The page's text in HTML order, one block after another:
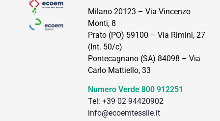
Milano 20123 – Via Vincenzo
Monti, 8
Prato (PO) 59100 – Via Rimini, 27
(Int. 50/c)
Pontecagnano (SA) 84098 – Via
Carlo Mattiello, 33
Numero Verde 800 912251
Tel: +39 02 94420902
info@ecoemtessile.it